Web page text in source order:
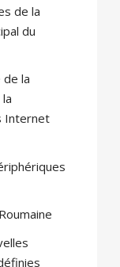
de la
du
de la
Internet